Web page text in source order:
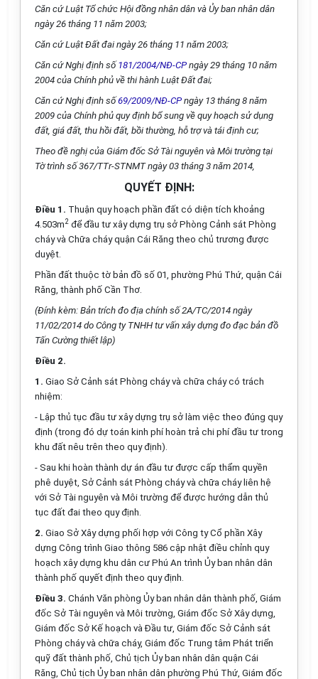
Căn cứ Luật Tổ chức Hội đồng nhân dân và Ủy ban nhân dân
ngày 26 tháng 11 năm 2003;
Căn cứ Luật Đất đai ngày 26 tháng 11 năm 2003;
Căn cứ Nghị định số 181/2004/NĐ-CP ngày 29 tháng 10 năm
2004 của Chính phủ về thi hành Luật Đất đai;
Căn cứ Nghị định số69/2009/NĐ-CP ngày 13 tháng 8 năm
2009 của Chính phủ quy định bổ sung về quy hoạch sử dụng
đất, giá đất, thu hồi đất, bồi thường, hỗ trợ và tái định cư;
Theo đề nghị của Giám đốc Sở Tài nguyên và Môi trường tại
Tờ trình số 367/TTr-STNMT ngày 03 tháng 3 năm 2014,
QUYẾT ĐỊNH:
Điều 1. Thuận quy hoạch phần đất có diện tích khoảng
4.503m2 để đầu tư xây dựng trụ sở Phòng Cảnh sát Phòng
cháy và Chữa cháy quận Cái Răng theo chủ trương được
duyệt.
Phần đất thuộc tờ bản đồ số 01, phường Phú Thứ, quận Cái
Răng, thành phố Cần Thơ.
(Đính kèm: Bản trích đo địa chính số 2A/TC/2014 ngày
11/02/2014 do Công ty TNHH tư vấn xây dựng đo đạc bản đồ
Tấn Cường thiết lập)
Điều 2.
1. Giao Sở Cảnh sát Phòng cháy và chữa cháy có trách
nhiệm:
- Lập thủ tục đầu tư xây dựng trụ sở làm việc theo đúng quy
định (trong đó dự toán kinh phí hoàn trả chi phí đầu tư trong
khu đất nêu trên theo quy định).
- Sau khi hoàn thành dự án đầu tư được cấp thẩm quyền
phê duyệt, Sở Cảnh sát Phòng cháy và chữa cháy liên hệ
với Sở Tài nguyên và Môi trường để được hướng dẫn thủ
tục đất đai theo quy định.
2. Giao Sở Xây dựng phối hợp với Công ty Cổ phần Xây
dựng Công trình Giao thông 586 cập nhật điều chỉnh quy
hoạch xây dựng khu dân cư Phú An trình Ủy ban nhân dân
thành phố quyết định theo quy định.
Điều 3. Chánh Văn phòng Ủy ban nhân dân thành phố, Giám
đốc Sở Tài nguyên và Môi trường, Giám đốc Sở Xây dựng,
Giám đốc Sở Kế hoạch và Đầu tư, Giám đốc Sở Cảnh sát
Phòng cháy và chữa cháy, Giám đốc Trung tâm Phát triển
quỹ đất thành phố, Chủ tịch Ủy ban nhân dân quận Cái
Răng, Chủ tịch Ủy ban nhân dân phường Phú Thứ, Giám đốc